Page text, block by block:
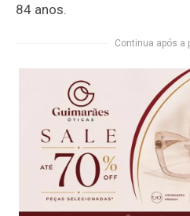
84 anos.
Continua após a